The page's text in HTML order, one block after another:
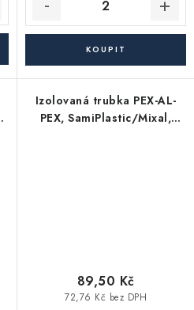
Izolovaná trubka PEX-AL-
PEX, SamiPlastic/Mixal,
72,76 Kč bez DPH
89,50 Kč